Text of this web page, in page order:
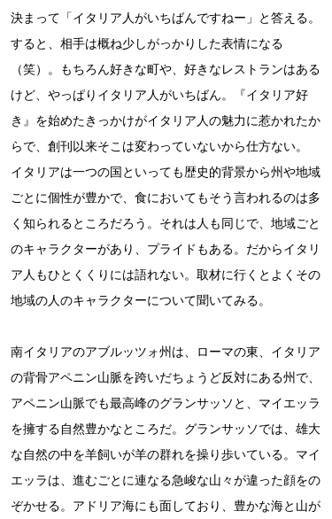
決まって「イタリア人がいちばんですねー」と答える。
すると、相手は概ね少しがっかりした表情になる
（笑）。もちろん好きな町や、好きなレストランはある
けど、やっぱりイタリア人がいちばん。『イタリア好
き』を始めたきっかけがイタリア人の魅力に惹かれたか
らで、創刊以来そこは変わっていないから仕方ない。
イタリアは一つの国といっても歴史的背景から州や地域
ごとに個性が豊かで、食においてもそう言われるのは多
く知られるところだろう。それは人も同じで、地域ごと
のキャラクターがあり、プライドもある。だからイタリ
ア人もひとくくりには語れない。取材に行くとよくその
地域の人のキャラクターについて聞いてみる。
南イタリアのアブルッツォ州は、ローマの東、イタリア
の背骨アペニン山脈を跨いだちょうど反対にある州で、
アペニン山脈でも最高峰のグランサッソと、マイエッラ
を擁する自然豊かなところだ。グランサッソでは、雄大
な自然の中を羊飼いが羊の群れを操り歩いている。マイ
エッラは、進むごとに連なる急峻な山々が違った顔をの
ぞかせる。アドリア海にも面しており、豊かな海と山が